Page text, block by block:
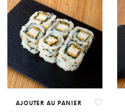
AJOUTER AU PANIER